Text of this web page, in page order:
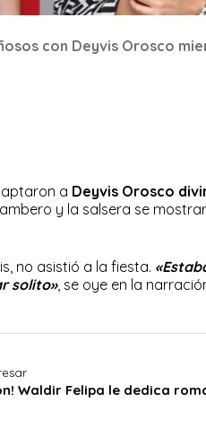
con Deyvis Orosco
a Deyvis Orosco
y la salsera se
no asistió a la fiesta.
solito», se oye en la
Waldir Felipa le dedica